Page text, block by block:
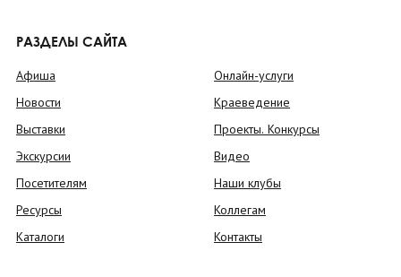
РАЗДЕЛЫ САЙТА
Афиша
Новости
Выставки
Экскурсии
Посетителям
Ресурсы
Каталоги
Онлайн-услуги
Краеведение
Проекты. Конкурсы
Видео
Наши клубы
Коллегам
Контакты